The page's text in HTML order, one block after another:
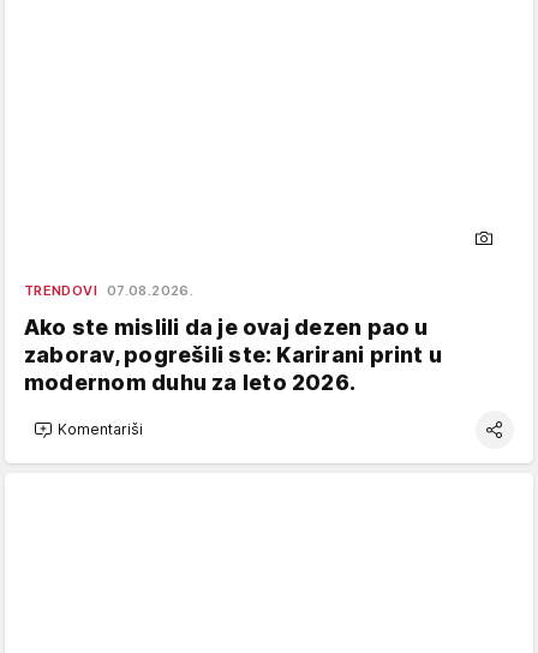
TRENDOVI 07.08.2026.
Ako ste mislili da je ovaj dezen pao u
zaborav, pogrešili ste: Karirani print u
modernom duhu za leto 2026.
Komentariši